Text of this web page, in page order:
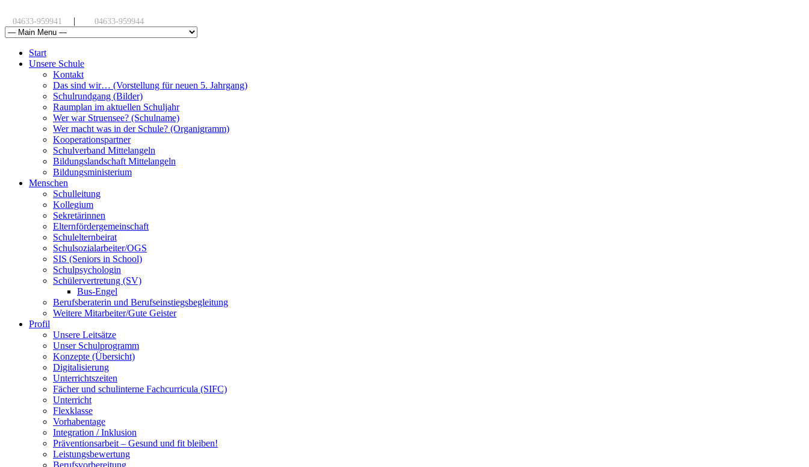
04633-959941 | 04633-959944
Start
Unsere Schule
Kontakt
Das sind wir… (Vorstellung für neuen 5. Jahrgang)
Schulrundgang (Bilder)
Raumplan im aktuellen Schuljahr
Wer war Struensee? (Schulname)
Wer macht was in der Schule? (Organigramm)
Kooperationspartner
Schulverband Mittelangeln
Bildungslandschaft Mittelangeln
Bildungsministerium
Menschen
Schulleitung
Kollegium
Sekretärinnen
Elternfördergemeinschaft
Schulelternbeirat
Schulsozialarbeiter/OGS
SIS (Seniors in School)
Schulpsychologin
Schülervertretung (SV)
Bus-Engel
Berufsberaterin und Berufseinstiegsbegleitung
Weitere Mitarbeiter/Gute Geister
Profil
Unsere Leitsätze
Unser Schulprogramm
Konzepte (Übersicht)
Digitalisierung
Unterrichtszeiten
Fächer und schulinterne Fachcurricula (SIFC)
Unterricht
Flexklasse
Vorhabentage
Integration / Inklusion
Präventionsarbeit – Gesund und fit bleiben!
Leistungsbewertung
Berufsvorbereitung